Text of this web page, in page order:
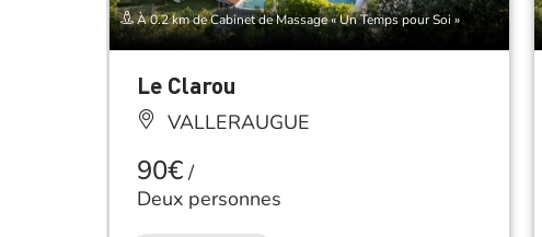
À 0.2 km de Cabinet de Massage « Un Temps pour Soi »
Le Clarou
VALLERAUGUE
90€/
Deux personnes